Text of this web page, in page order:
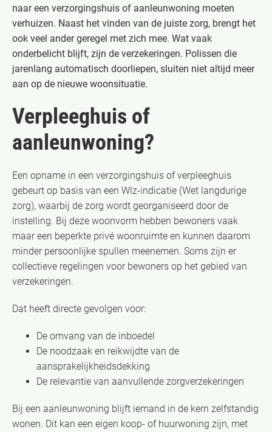
naar een verzorgingshuis of aanleunwoning moeten
verhuizen. Naast het vinden van de juiste zorg, brengt het
ook veel ander geregel met zich mee. Wat vaak
onderbelicht blijft, zijn de verzekeringen. Polissen die
jarenlang automatisch doorliepen, sluiten niet altijd meer
aan op de nieuwe woonsituatie.
Verpleeghuis of
aanleunwoning?
Een opname in een verzorgingshuis of verpleeghuis
gebeurt op basis van een Wlz-indicatie (Wet langdurige
zorg), waarbij de zorg wordt georganiseerd door de
instelling. Bij deze woonvorm hebben bewoners vaak
maar een beperkte privé woonruimte en kunnen daarom
minder persoonlijke spullen meenemen. Soms zijn er
collectieve regelingen voor bewoners op het gebied van
verzekeringen.
Dat heeft directe gevolgen voor:
De omvang van de inboedel
De noodzaak en reikwijdte van de
aansprakelijkheidsdekking
De relevantie van aanvullende zorgverzekeringen
Bij een aanleunwoning blijft iemand in de kern zelfstandig
wonen. Dit kan een eigen koop- of huurwoning zijn, met